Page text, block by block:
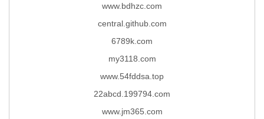
www.bdhzc.com
central.github.com
6789k.com
my3118.com
www.54fddsa.top
22abcd.199794.com
www.jm365.com